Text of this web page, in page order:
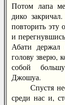
Потом лапа
дико
повторить эту
и
Абати
голову зверю,
собой
Джошуа.
Спустя
среди нас и,